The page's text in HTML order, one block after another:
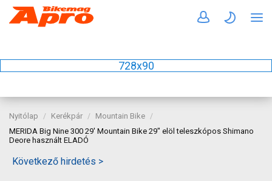
728x90
Nyitólap Kerékpár
Mountain Bike
MERIDA Big Nine 300 29' Mountain Bike 29" elöl teleszkópos Shimano
Deore használt ELADÓ
Következő hirdetés >